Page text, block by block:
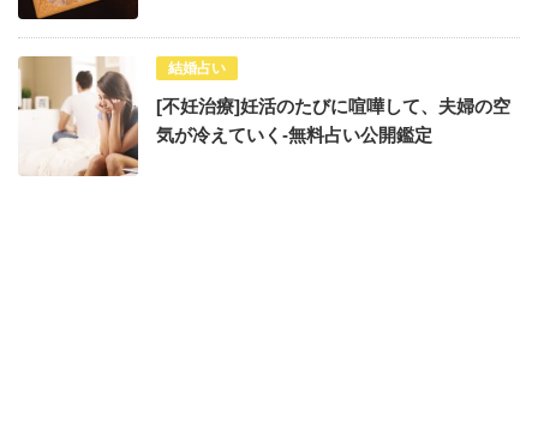
結婚占い
[不妊治療]妊活のたびに喧嘩して、夫婦の空
気が冷えていく-無料占い公開鑑定